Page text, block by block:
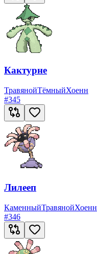
Кактурне
ТравянойТёмныйХоенн
#345
Лилееп
КаменныйТравянойХоенн
#346